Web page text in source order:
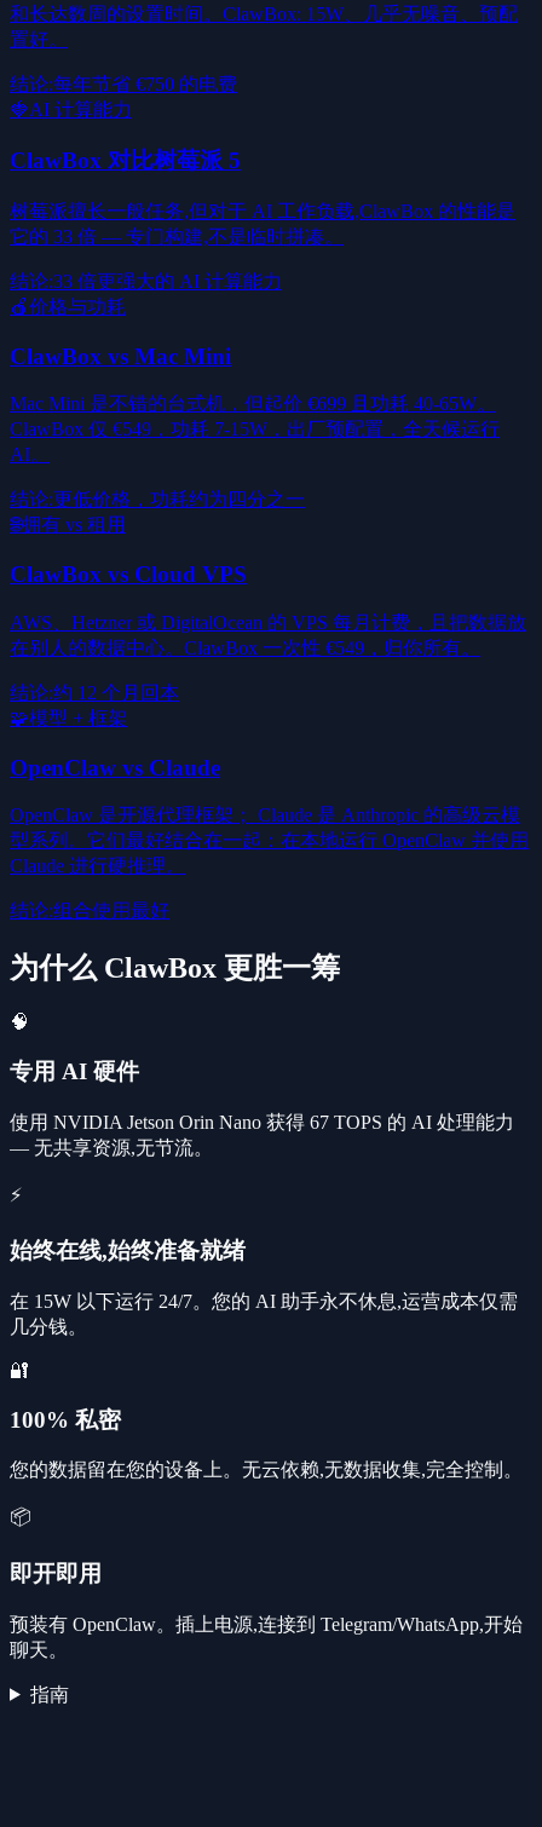
和长达数周的设置时间。ClawBox: 15W、几乎无噪音、预配
置好。
结论:每年节省 €750 的电费
🍓AI 计算能力
ClawBox 对比树莓派 5
树莓派擅长一般任务,但对于 AI 工作负载,ClawBox 的性能是
它的 33 倍 — 专门构建,不是临时拼凑。
结论:33 倍更强大的 AI 计算能力
🍎价格与功耗
ClawBox vs Mac Mini
Mac Mini 是不错的台式机，但起价 €699 且功耗 40-65W。
ClawBox 仅 €549，功耗 7-15W，出厂预配置，全天候运行
AI。
结论:更低价格，功耗约为四分之一
🌐拥有 vs 租用
ClawBox vs Cloud VPS
AWS、Hetzner 或 DigitalOcean 的 VPS 每月计费，且把数据放
在别人的数据中心。ClawBox 一次性 €549，归你所有。
结论:约 12 个月回本
🧩模型 + 框架
OpenClaw vs Claude
OpenClaw 是开源代理框架； Claude 是 Anthropic 的高级云模
型系列。它们最好结合在一起：在本地运行 OpenClaw 并使用
Claude 进行硬推理。
结论:组合使用最好
为什么 ClawBox 更胜一筹
🧠
专用 AI 硬件
使用 NVIDIA Jetson Orin Nano 获得 67 TOPS 的 AI 处理能力
— 无共享资源,无节流。
⚡
始终在线,始终准备就绪
在 15W 以下运行 24/7。您的 AI 助手永不休息,运营成本仅需
几分钱。
🔐
100% 私密
您的数据留在您的设备上。无云依赖,无数据收集,完全控制。
📦
即开即用
预装有 OpenClaw。插上电源,连接到 Telegram/WhatsApp,开始
聊天。
指南